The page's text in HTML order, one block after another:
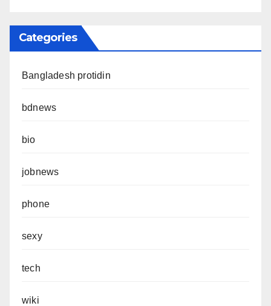
Categories
Bangladesh protidin
bdnews
bio
jobnews
phone
sexy
tech
wiki